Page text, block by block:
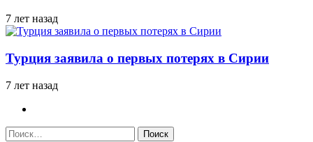
7 лет назад
Турция заявила о первых потерях в Сирии
7 лет назад
Найти: